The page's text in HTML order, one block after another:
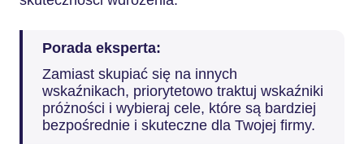
Porada eksperta:
Zamiast skupiać się na innych
wskaźnikach, priorytetowo traktuj wskaźniki
próżności i wybieraj cele, które są bardziej
bezpośrednie i skuteczne dla Twojej firmy.